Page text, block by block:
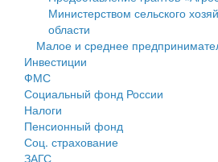
Социальная защита
Фотоальбом
Муниципальные услуги
Проекты административных
Антимонопольный комплаенс
Противодействие коррупции
Информационная поддержка
среднего предпринимательства
Муниципальные программы
Контрольно-счетная палата
Персональные данные
Министерством сельского
области
Малое и среднее
Инвестиции
ФМС
Социальный фонд России
Налоги
Пенсионный фонд
Соц. страхование
ЗАГС